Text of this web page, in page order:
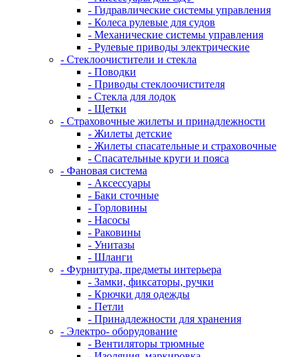
- Гидравлические системы управления
- Колеса рулевые для судов
- Механические системы управления
- Рулевые приводы электрические
- Стеклоочистители и стекла
- Поводки
- Приводы стеклоочистителя
- Стекла для лодок
- Щетки
- Страховочные жилеты и принадлежности
- Жилеты детские
- Жилеты спасательные и страховочные
- Спасательные круги и пояса
- Фановая система
- Аксессуары
- Баки сточные
- Горловины
- Насосы
- Раковины
- Унитазы
- Шланги
- Фурнитура, предметы интерьера
- Замки, фиксаторы, ручки
- Крючки для одежды
- Петли
- Принадлежности для хранения
- Электро- оборудование
- Вентиляторы трюмные